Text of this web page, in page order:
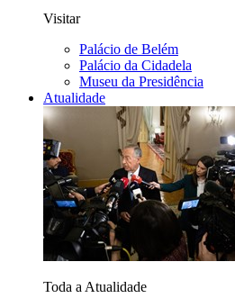
Visitar
Palácio de Belém
Palácio da Cidadela
Museu da Presidência
Atualidade
Toda a Atualidade